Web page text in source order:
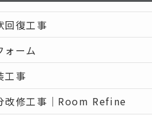
回復工事
ォーム
工事
改修工事｜Room Refine